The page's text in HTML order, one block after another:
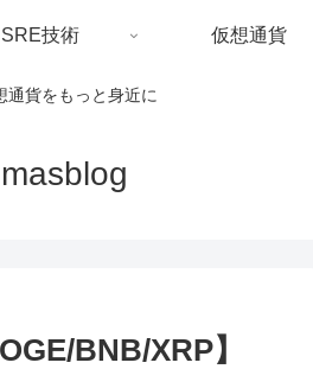
通貨をもっと身近に
SRE技術 仮想通貨
BNB/XRP】